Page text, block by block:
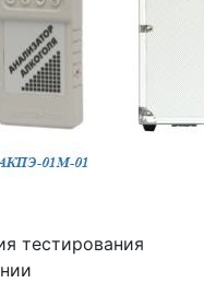
тестирования